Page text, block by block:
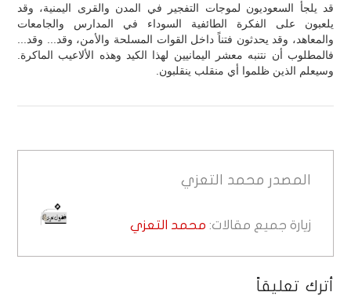
قد يلجأ السعوديون لموجات التفجير في المدن والقرى اليمنية، وقد
يلعبون على الفكرة الطائفية السوداء في المدارس والجامعات
والمعاهد، وقد يحدثون فتناً داخل القوات المسلحة والأمن، وقد... وقد...
فالمطلوب أن نتنبه معشر اليمانيين لهذا الكيد وهذه الألاعيب الماكرة.
وسيعلم الذين ظلموا أي منقلب ينقلبون.
المصدر محمد التعزي
زيارة جميع مقالات: محمد التعزي
أترك تعليقاً